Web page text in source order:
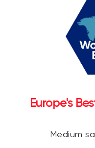
Europe's
Medium